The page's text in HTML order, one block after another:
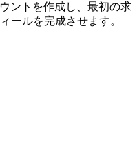
ントを作成し、最初の求
ールを完成させます。